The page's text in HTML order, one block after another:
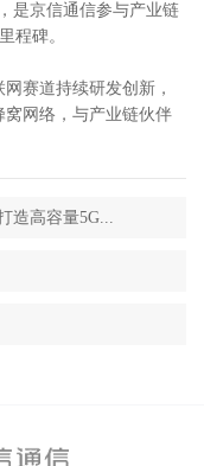
是京信通信参与产业链
程碑。
赛道持续研发创新，
网络，与产业链伙伴
造高容量5G...